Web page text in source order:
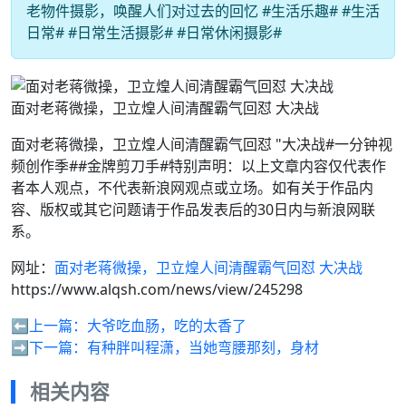
老物件摄影，唤醒人们对过去的回忆 #生活乐趣# #生活
日常# #日常生活摄影# #日常休闲摄影#
面对老蒋微操，卫立煌人间清醒霸气回怼 大决战
面对老蒋微操，卫立煌人间清醒霸气回怼 "大决战#一分钟视
频创作季##金牌剪刀手#特别声明：以上文章内容仅代表作
者本人观点，不代表新浪网观点或立场。如有关于作品内
容、版权或其它问题请于作品发表后的30日内与新浪网联
系。
网址： 面对老蒋微操，卫立煌人间清醒霸气回怼 大决战
https://www.alqsh.com/news/view/245298
⬅️上一篇： 大爷吃血肠，吃的太香了
➡️下一篇： 有种胖叫程潇，当她弯腰那刻，身材
相关内容